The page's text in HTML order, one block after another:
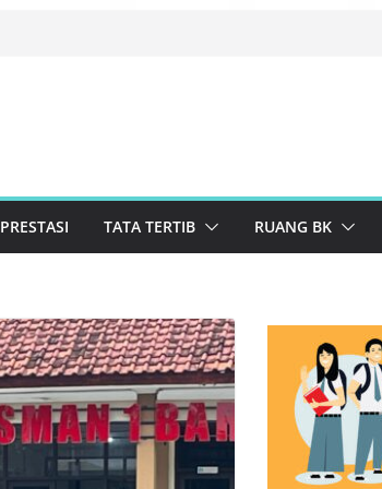
PRESTASI TATA TERTIB RUANG BK